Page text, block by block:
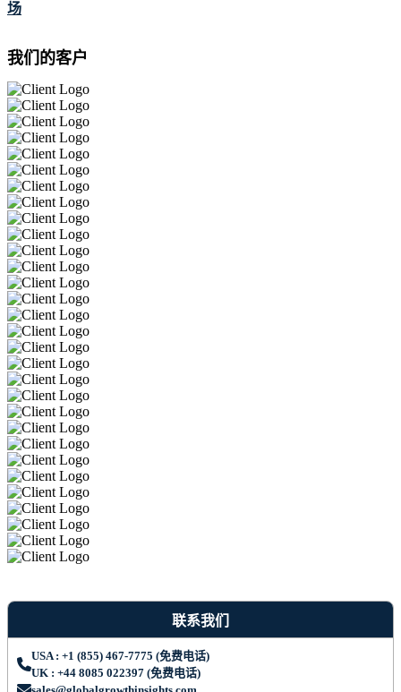
场
我们的客户
联系我们
USA : +1 (855) 467-7775 (免费电话)
UK : +44 8085 022397 (免费电话)